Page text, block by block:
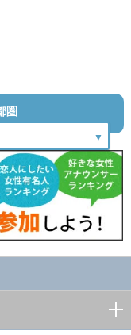
圏